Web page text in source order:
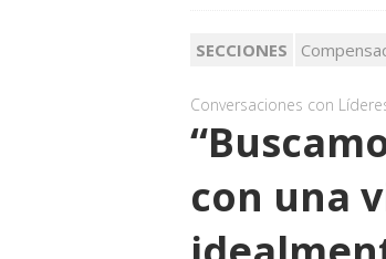
SECCIONES
Conversaciones con
con una